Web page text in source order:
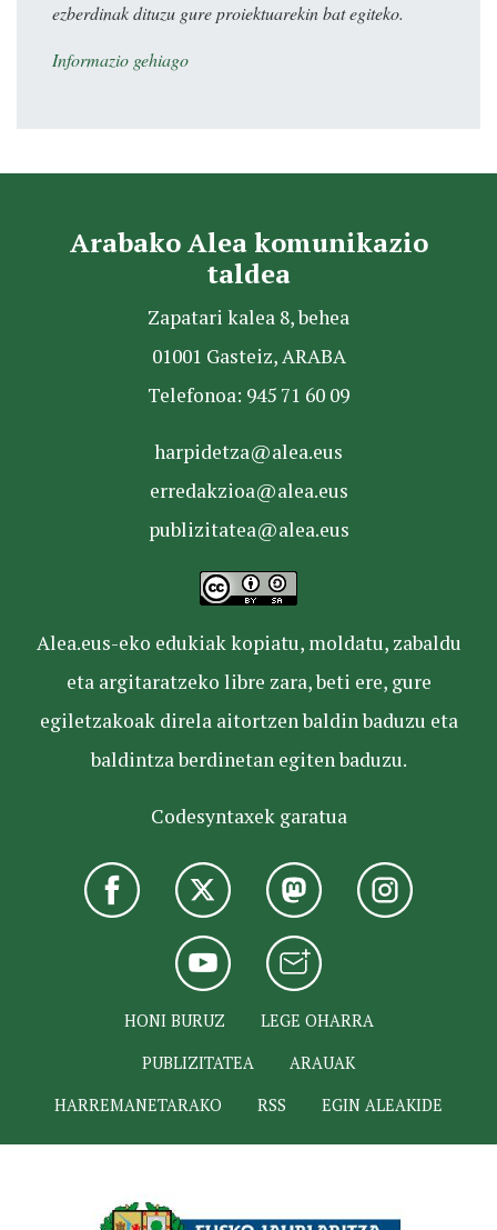
ezberdinak dituzu gure proiektuarekin bat egiteko.
Informazio gehiago
Arabako Alea komunikazio
taldea
Zapatari kalea 8, behea
01001 Gasteiz, ARABA
Telefonoa: 945 71 60 09
harpidetza@alea.eus
erredakzioa@alea.eus
publizitatea@alea.eus
Alea.eus-eko edukiak kopiatu, moldatu, zabaldu
eta argitaratzeko libre zara, beti ere, gure
egiletzakoak direla aitortzen baldin baduzu eta
baldintza berdinetan egiten baduzu.
Codesyntaxek garatua
HONI BURUZ
LEGE OHARRA
PUBLIZITATEA
ARAUAK
HARREMANETARAKO
RSS EGIN ALEAKIDE